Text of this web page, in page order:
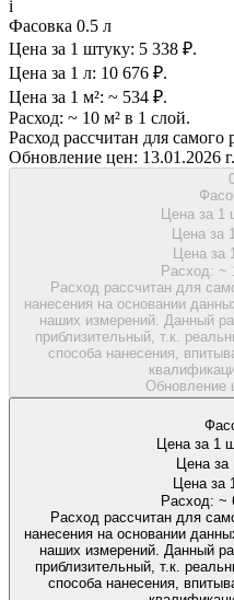
i
Фасовка 0.5 л
Цена за 1 штуку: 5 338 ₽.
Цена за 1 л: 10 676 ₽.
Цена за 1 м²: ~ 534 ₽.
Расход: ~ 10 м² в 1 слой.
Расход рассчитан для
Обновление цен: 13.01.2026 г.
Цена за 1
Цена за
Цена за
Расход: ~
Расход рассчитан для
нанесения на основании
наших измерений. Данный
приблизительный, т.к.
способа нанесения,
Обновление
Цена за 1
Цена за
Цена за
Расход: ~
Расход рассчитан для
нанесения на основании
наших измерений. Данный
приблизительный, т.к.
способа нанесения,